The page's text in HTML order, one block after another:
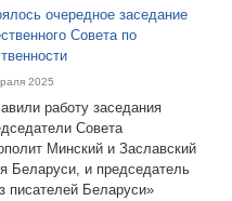
очередное заседание
Совета по
2025
работу заседания
Совета
Минский и Заславский
Беларуси, и председатель
писателей Беларуси»